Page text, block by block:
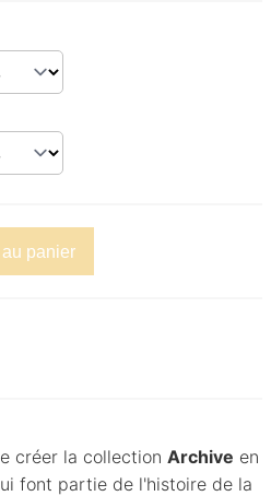
panier
créer la collection Archive en
font partie de l'histoire de la